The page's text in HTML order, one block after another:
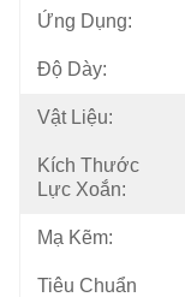
Ứng Dụng:
Độ Dày:
Vật Liệu:
Kích Thước
Lực Xoắn:
Mạ Kẽm:
Tiêu Chuẩn